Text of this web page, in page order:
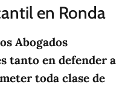
en Ronda
Abogados
tanto en defender a
toda clase de